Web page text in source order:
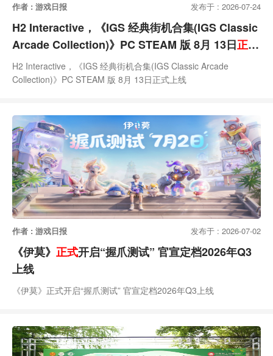
作者 : 游戏日报 发布于 : 2026-07-24
H2 Interactive，《IGS 经典街机合集(IGS Classic
Arcade Collection)》PC STEAM 版 8月 13日正式
上线
H2 Interactive，《IGS 经典街机合集(IGS Classic Arcade
Collection)》PC STEAM 版 8月 13日正式上线
作者 : 游戏日报 发布于 : 2026-07-02
《伊莫》 正式开启“握爪测试” 官宣定档2026年Q3
上线
《伊莫》正式开启“握爪测试” 官宣定档2026年Q3上线